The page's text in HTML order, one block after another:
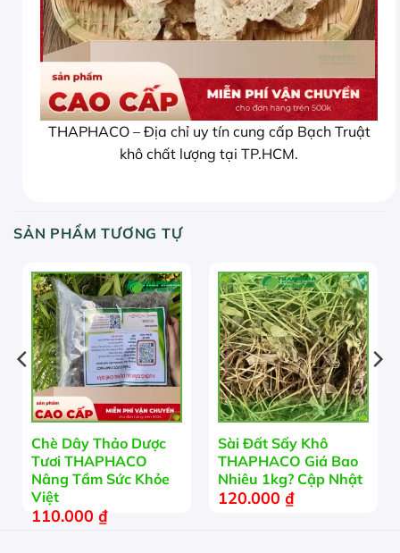
THAPHACO – Địa chỉ uy tín cung cấp Bạch Truật
khô chất lượng tại TP.HCM.
SẢN PHẨM TƯƠNG TỰ
Chè Dây Thảo Dược
Tươi THAPHACO
Nâng Tầm Sức Khỏe
Việt
110.000 ₫
Sài Đất Sấy Khô
THAPHACO Giá Bao
Nhiêu 1kg? Cập Nhật
120.000 ₫